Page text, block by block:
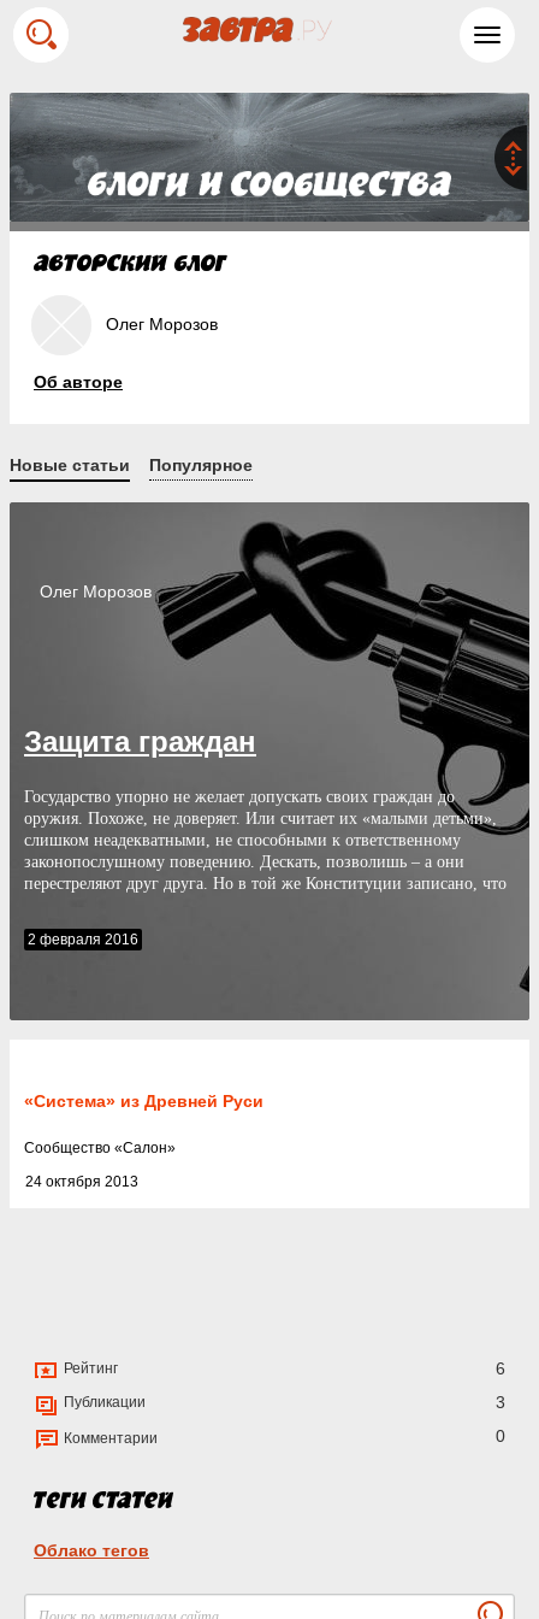
Олег Морозов
Об авторе
Новые статьи Популярное
Олег Морозов
Защита граждан
Государство упорно не желает допускать своих граждан до
оружия. Похоже, не доверяет. Или считает их «малыми детьми»,
слишком неадекватными, не способными к ответственному
законопослушному поведению. Дескать, позволишь – а они
перестреляют друг друга. Но в той же Конституции записано, что
России. И тогда получается, что наша власть, наше государство не
доверяет тому источнику, который его и создал?!
2 февраля 2016
«Система» из Древней Руси
24 октября 2013
Cообщество «Салон»
Рейтинг 6
Публикации 3
Комментарии 0
Облако тегов